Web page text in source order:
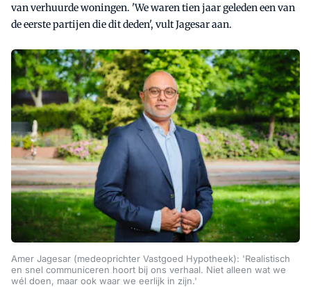
van verhuurde woningen. 'We waren tien jaar geleden een van
de eerste partijen die dit deden', vult Jagesar aan.
Amer Jagesar (medeoprichter Vastgoed Hypotheek): 'Realistisch
en snel communiceren hoort bij ons verhaal. Niet alleen wat we
wél doen, maar ook waar we eerlijk in zijn.'